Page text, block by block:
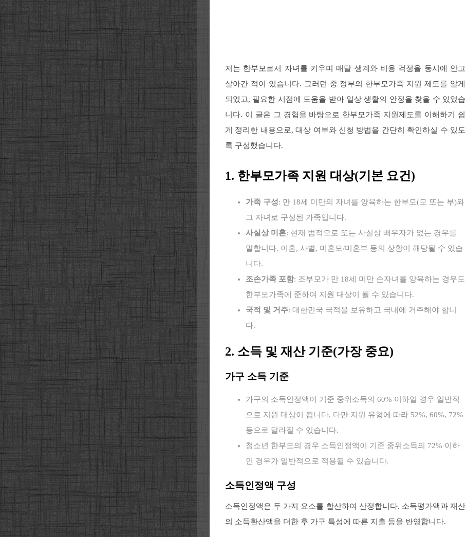
저는 한부모로서 자녀를 키우며 매달 생계와 비용 걱정을 동시에 안고
살아간 적이 있습니다. 그러던 중 정부의 한부모가족 지원 제도를 알게
되었고, 필요한 시점에 도움을 받아 일상 생활의 안정을 찾을 수 있었습
니다. 이 글은 그 경험을 바탕으로 한부모가족 지원제도를 이해하기 쉽
게 정리한 내용으로, 대상 여부와 신청 방법을 간단히 확인하실 수 있도
록 구성했습니다.
1. 한부모가족 지원 대상(기본 요건)
가족 구성: 만 18세 미만의 자녀를 양육하는 한부모(모 또는 부)와
그 자녀로 구성된 가족입니다.
사실상 미혼: 현재 법적으로 또는 사실상 배우자가 없는 경우를
말합니다. 이혼, 사별, 미혼모/미혼부 등의 상황이 해당될 수 있습
니다.
조손가족 포함: 조부모가 만 18세 미만 손자녀를 양육하는 경우도
한부모가족에 준하여 지원 대상이 될 수 있습니다.
국적 및 거주: 대한민국 국적을 보유하고 국내에 거주해야 합니
다.
2. 소득 및 재산 기준(가장 중요)
가구 소득 기준
가구의 소득인정액이 기준 중위소득의 60% 이하일 경우 일반적
으로 지원 대상이 됩니다. 다만 지원 유형에 따라 52%, 60%, 72%
등으로 달라질 수 있습니다.
청소년 한부모의 경우 소득인정액이 기준 중위소득의 72% 이하
인 경우가 일반적으로 적용될 수 있습니다.
소득인정액 구성
소득인정액은 두 가지 요소를 합산하여 산정합니다. 소득평가액과 재산
의 소득환산액을 더한 후 가구 특성에 따른 지출 등을 반영합니다.